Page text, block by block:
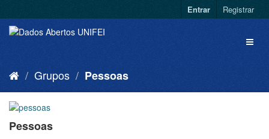
Entrar Registrar
Grupos Pessoas
Pessoas